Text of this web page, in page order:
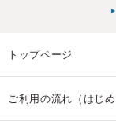
トップページ
ご利用の流れ（はじめ